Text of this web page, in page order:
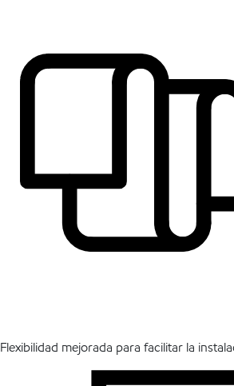
Flexibilidad mejorada para facilitar la